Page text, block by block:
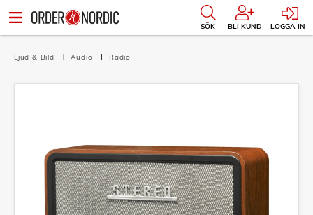
SÖK BLI KUND LOGGA IN
Ljud & Bild Audio Radio